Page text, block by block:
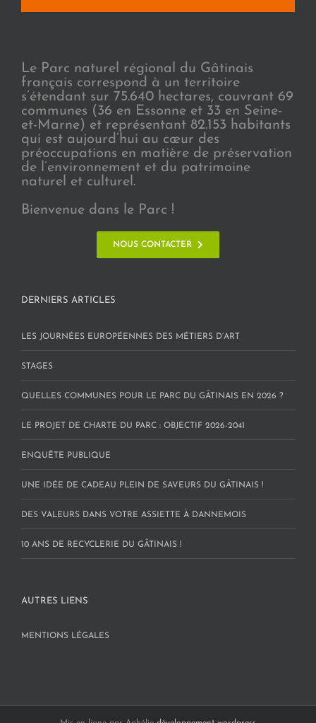
Le Parc naturel régional du Gâtinais
français correspond à un territoire
s’étendant sur 75.640 hectares, couvrant 69
communes (36 en Essonne et 33 en Seine-
et-Marne) et représentant 82.153 habitants
qui est aujourd’hui au cœur des
préoccupations en matière de préservation
de l’environnement et du patrimoine
naturel et culturel.
Bienvenue dans le Parc !
NOUS CONTACTER
DERNIERS ARTICLES
LES JOURNÉES EUROPÉENNES DES MÉTIERS D’ART
STAGES
QUELLES COMMUNES POUR LE PARC DU GÂTINAIS EN 2026 ?
LE PROJET DE CHARTE DU PARC : OBJECTIF 2026-2041
ENQUÊTE PUBLIQUE
UNE IDÉE DE CADEAU PLEIN DE SAVEURS DU GÂTINAIS !
DES VALEURS DANS VOTRE ASSIETTE À DANNEMOIS
10 ANS DE RECYCLERIE DU GÂTINAIS !
AUTRES LIENS
MENTIONS LÉGALES